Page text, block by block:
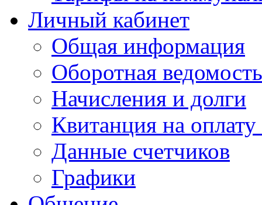
Личный кабинет
Общая информация
Оборотная ведомость
Начисления и долги
Квитанция на
Данные счетчиков
Графики